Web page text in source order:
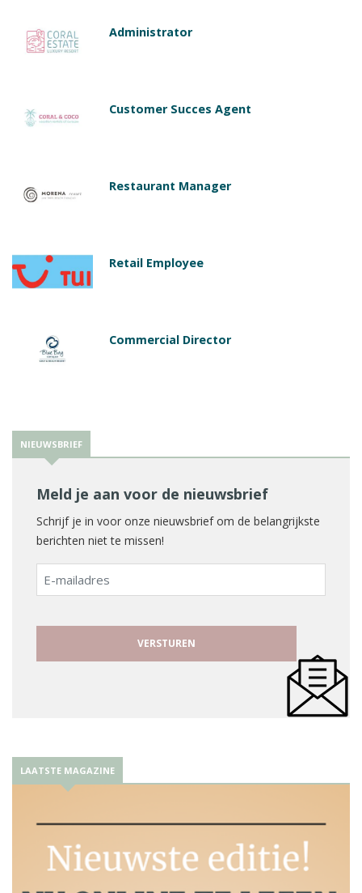
Administrator
Customer Succes Agent
Restaurant Manager
Retail Employee
Commercial Director
NIEUWSBRIEF
Meld je aan voor de nieuwsbrief
Schrijf je in voor onze nieuwsbrief om de belangrijkste
berichten niet te missen!
E-
mailadres
LAATSTE MAGAZINE